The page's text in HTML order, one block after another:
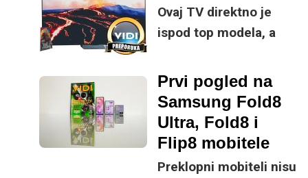
odlučio poboljšati
ključne specifikacije.
te je više-manje samo
pitanje cijene i vaših
kupiti.
Ovaj TV direktno je
ispod top modela, a
male ustupke možete
osjetno uštedjeti pri
kupnji.
Prvi pogled na
Samsung Fold8
Ultra, Fold8 i
Flip8 mobitele
Preklopni mobiteli nisu